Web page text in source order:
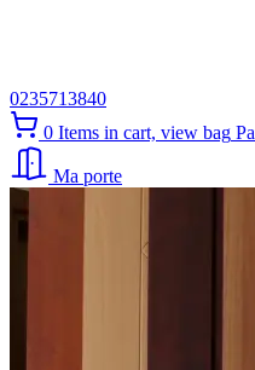
0235713840
0 Items in cart, view bag
Ma porte